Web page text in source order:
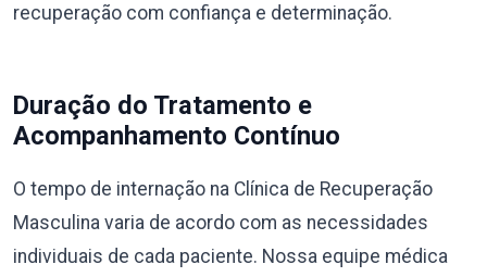
recuperação com confiança e determinação.
Duração do Tratamento e
Acompanhamento Contínuo
O tempo de internação na Clínica de Recuperação
Masculina varia de acordo com as necessidades
individuais de cada paciente. Nossa equipe médica